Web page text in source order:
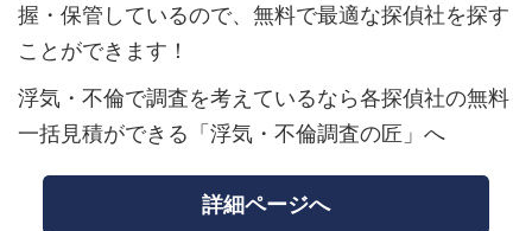
握・保管しているので、無料で最適な探偵社を探す
ことができます！
浮気・不倫で調査を考えているなら各探偵社の無料
一括見積ができる「浮気・不倫調査の匠」へ
詳細ページへ